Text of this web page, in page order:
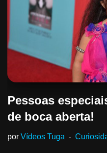
Pessoas
de boca aberta!
por Vídeos Tuga